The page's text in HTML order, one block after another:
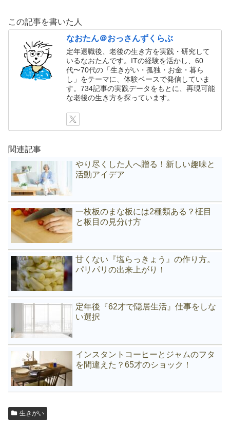
この記事を書いた人
なおたん＠おっさんずくらぶ
定年退職後、老後の生き方を実践・研究して
いるなおたんです。ITの経験を活かし、60
代〜70代の「生きがい・孤独・お金・暮ら
し」をテーマに、体験ベースで発信していま
す。734記事の実践データをもとに、再現可能
な老後の生き方を探っています。
関連記事
やり尽くした人へ贈る！新しい趣味と
活動アイデア
一枚板のまな板には2種類ある？柾目
と板目の見分け方
甘くない『塩らっきょう』の作り方。
パリパリの出来上がり！
定年後『62才で隠居生活』仕事をしな
い選択
インスタントコーヒーとジャムのフタ
を間違えた？65才のショック！
生きがい